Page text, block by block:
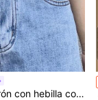
con hebilla con letra